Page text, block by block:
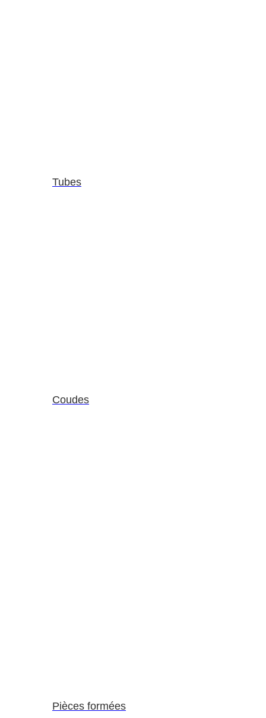
Tubes
Coudes
Pièces formées